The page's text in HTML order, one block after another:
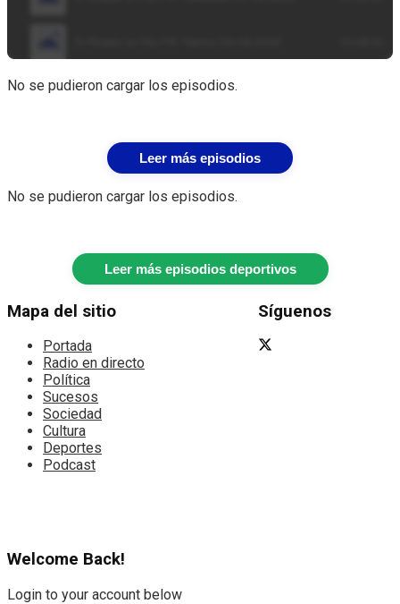
No se pudieron cargar los episodios.
Leer más episodios
No se pudieron cargar los episodios.
Leer más episodios deportivos
Mapa del sitio
Portada
Radio en directo
Política
Sucesos
Sociedad
Cultura
Deportes
Podcast
Síguenos
Welcome Back!
Login to your account below